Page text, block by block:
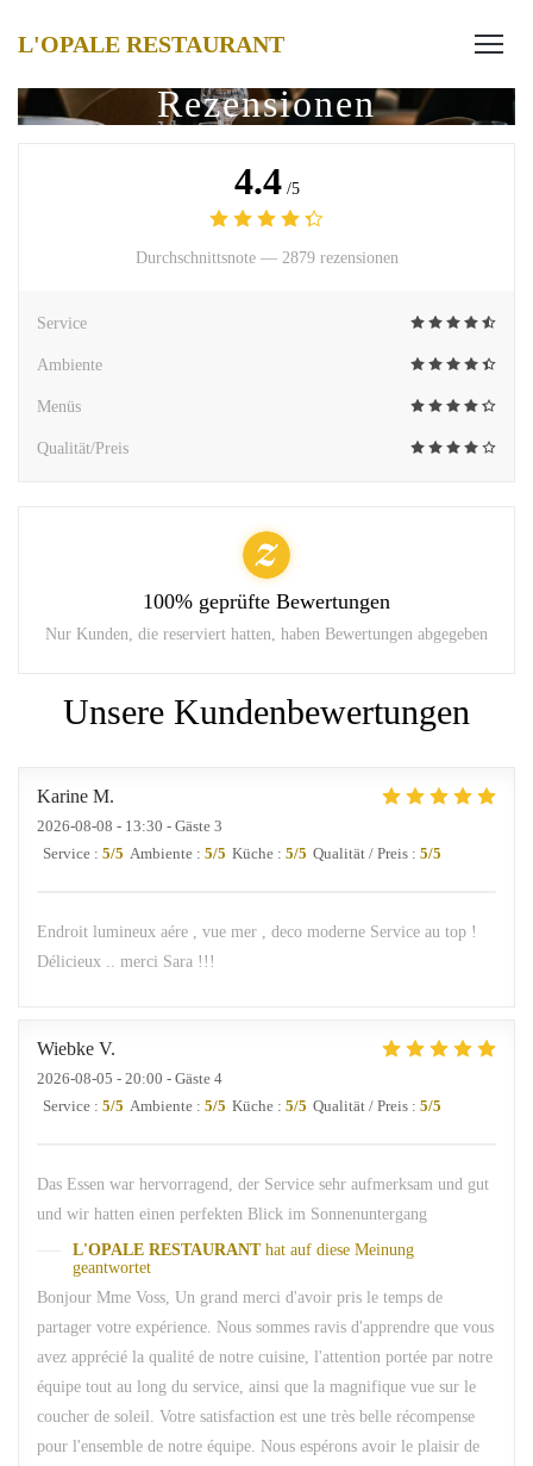
L'OPALE RESTAURANT
Rezensionen
Unsere Kundenbewertungen
Karine M
2026-08-08 - 13:30 - Gäste 3
Service : 5/5 Ambiente : 5/5 Küche : 5/5 Qualität / Preis : 5/5
Endroit lumineux aére , vue mer , deco moderne Service au top !
Délicieux .. merci Sara !!!
Wiebke V
2026-08-05 - 20:00 - Gäste 4
Service : 5/5 Ambiente : 5/5 Küche : 5/5 Qualität / Preis : 5/5
Das Essen war hervorragend, der Service sehr aufmerksam und gut
und wir hatten einen perfekten Blick im Sonnenuntergang
L'OPALE RESTAURANT hat auf diese Meinung
geantwortet
Bonjour Mme Voss, Un grand merci d'avoir pris le temps de
partager votre expérience. Nous sommes ravis d'apprendre que vous
avez apprécié la qualité de notre cuisine, l'attention portée par notre
équipe tout au long du service, ainsi que la magnifique vue sur le
coucher de soleil. Votre satisfaction est une très belle récompense
pour l'ensemble de notre équipe. Nous espérons avoir le plaisir de
4.4 /5
Durchschnittsnote — 2879 rezensionen
Service
Ambiente
Menüs
Qualität/Preis
100% geprüfte Bewertungen
Nur Kunden, die reserviert hatten, haben Bewertungen abgegeben